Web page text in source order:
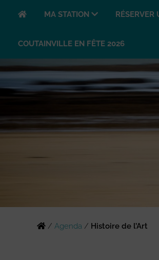
MA STATION RÉSERVER
COUTAINVILLE EN FÊTE 2026
/ Agenda / Histoire de l’Art